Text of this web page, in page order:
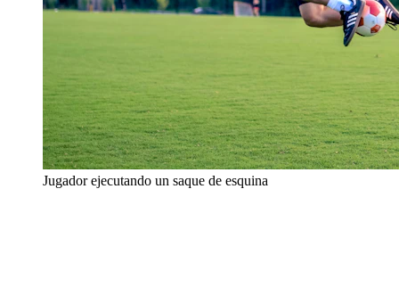
Jugador ejecutando un saque de esquina